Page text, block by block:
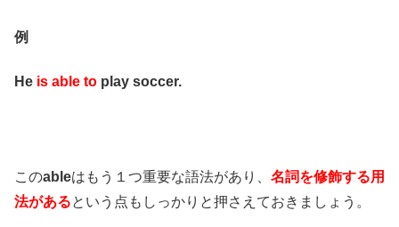
例
He is able to play soccer.
このableはもう１つ重要な語法があり、 名詞を修飾する用
法があるという点もしっかりと押さえておきましょう。